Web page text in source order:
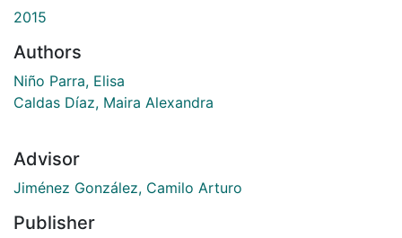
2015
Authors
Niño Parra, Elisa
Caldas Díaz, Maira Alexandra
Advisor
Jiménez González, Camilo Arturo
Publisher